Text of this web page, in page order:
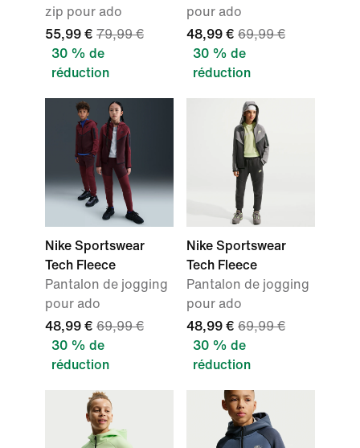
zip pour ado
55,99 € 79,99 €
30 % de
réduction
pour ado
48,99 € 69,99 €
30 % de
réduction
Nike Sportswear
Tech Fleece
Pantalon de jogging
pour ado
48,99 € 69,99 €
30 % de
réduction
Nike Sportswear
Tech Fleece
Pantalon de jogging
pour ado
48,99 € 69,99 €
30 % de
réduction